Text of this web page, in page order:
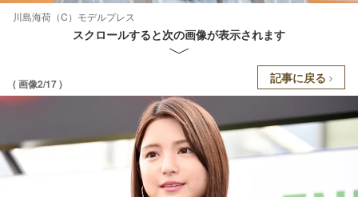
川島海荷（C）モデルプレス
スクロールすると次の画像が表示されます
( 画像2/17 ) 記事に戻る